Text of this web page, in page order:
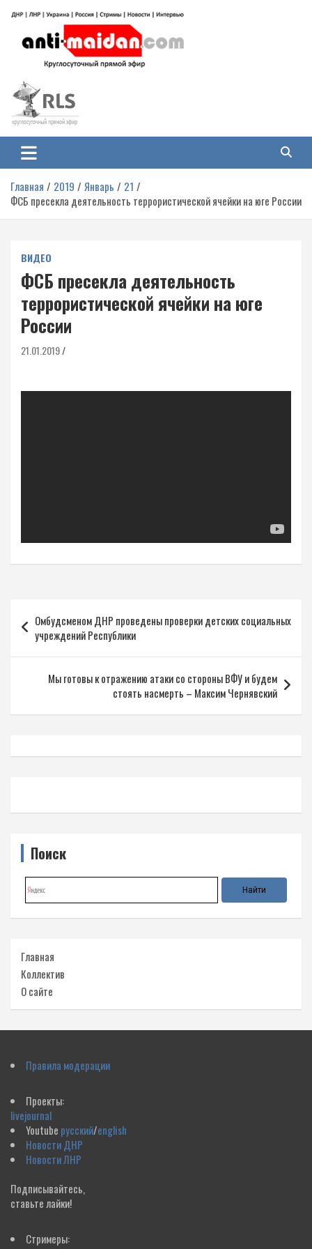
содержимому
Антимайдан: Гражданская война
на Украине
гражданской войне на Украине, включая события в Новороссии, ДНР,
ЛНР и других регионах.
Главная 2019 Январь
21
ФСБ пресекла деятельность террористической ячейки на юге России
ВИДЕО
ФСБ пресекла деятельность
террористической ячейки на юге
России
21.01.2019
Навигация
по
записям
Омбудсменом ДНР проведены проверки детских социальных
учреждений Республики
Мы готовы к отражению атаки со стороны ВФУ и будем
стоять насмерть – Максим Чернявский
Поиск
Главная
Коллектив
О сайте
Правила модерации
Проекты:
livejournal
Youtube русский/english
Новости ДНР
Новости ЛНР
Подписывайтесь,
ставьте лайки!
Стримеры: